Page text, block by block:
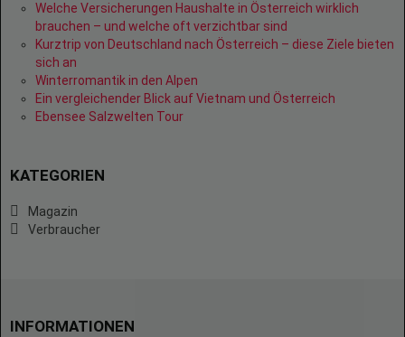
Welche Versicherungen Haushalte in Österreich wirklich
brauchen – und welche oft verzichtbar sind
Kurztrip von Deutschland nach Österreich – diese Ziele bieten
sich an
Winterromantik in den Alpen
Ein vergleichender Blick auf Vietnam und Österreich
Ebensee Salzwelten Tour
KATEGORIEN
Magazin
Verbraucher
INFORMATIONEN